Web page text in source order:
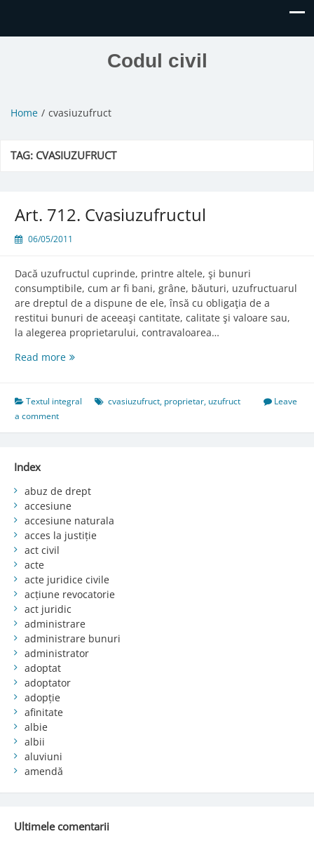
Codul civil
Home cvasiuzufruct
TAG: CVASIUZUFRUCT
Art. 712. Cvasiuzufructul
06/05/2011
Dacă uzufructul cuprinde, printre altele, şi bunuri
consumptibile, cum ar fi bani, grâne, băuturi, uzufructuarul
are dreptul de a dispune de ele, însă cu obligaţia de a
restitui bunuri de aceeaşi cantitate, calitate şi valoare sau,
la alegerea proprietarului, contravaloarea…
Read moreArt.
Textul integral cvasiuzufruct, proprietar, uzufruct
Leave
a comment
Index
abuz de drept
accesiune
accesiune naturala
acces la justiție
act civil
acte
acte juridice civile
acțiune revocatorie
act juridic
administrare
administrare bunuri
administrator
adoptat
adoptator
adopție
afinitate
albie
albii
aluviuni
amendă
Ultimele comentarii